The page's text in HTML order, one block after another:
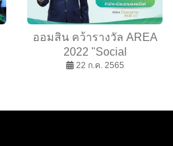
ออมสิน คว้ารางวัล AREA
2022 "Social
Empowerment" โครงการ
22 ก.ค. 2565